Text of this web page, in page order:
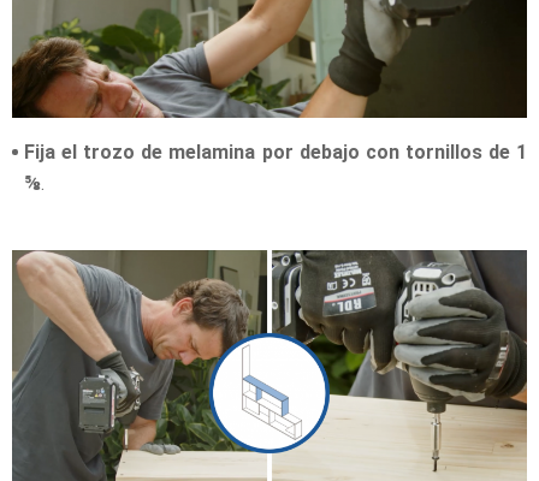
Fija el trozo de melamina por debajo con tornillos de 1
⅝